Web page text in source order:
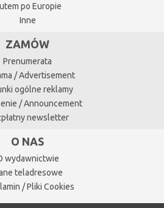
po Europie
Inne
ZAMÓW
Prenumerata
/ Advertisement
ogólne reklamy
/ Announcement
newsletter
O NAS
wydawnictwie
teladresowe
/ Pliki Cookies